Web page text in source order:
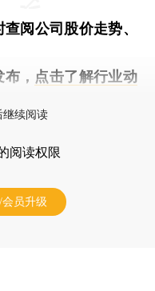
查阅公司股价走势、
， 点击了解行业动
继续阅读
阅读权限
员升级